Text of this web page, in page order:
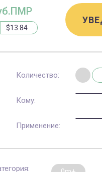
$13.84
Количество:
Кому:
Применение: